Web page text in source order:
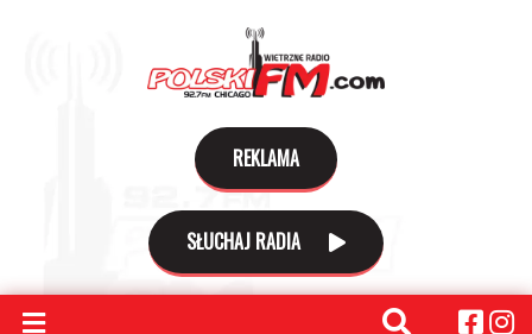
REKLAMA
SŁUCHAJ RADIA